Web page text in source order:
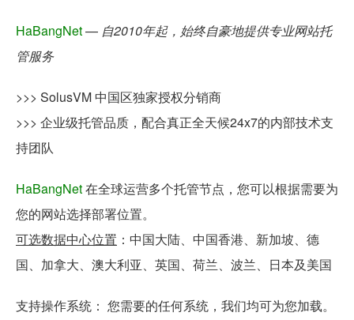
HaBangNet— 自2010年起，始终自豪地提供专业网站托
管服务
>>> SolusVM 中国区独家授权分销商
>>> 企业级托管品质 ，配合真正全天候24x7的内部技术支
持团队
HaBangNet在全球运营多个托管节点，您可以根据需要为
您的网站选择部署位置。
可选数据中心位置 ：中国大陆、中国香港、新加坡、德
国、加拿大、澳大利亚、英国、荷兰、波兰、日本及美国
支持操作系统： 您需要的任何系统，我们均可为您加载。